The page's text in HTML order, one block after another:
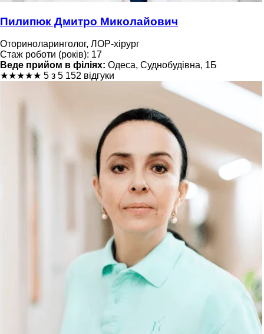
Пилипюк Дмитро Миколайович
Оториноларинголог, ЛОР-хірург
Стаж роботи (років): 17
Веде прийом в філіях: Одеса, Суднобудівна, 1Б
★★★★★ 5 з 5 152 відгуки